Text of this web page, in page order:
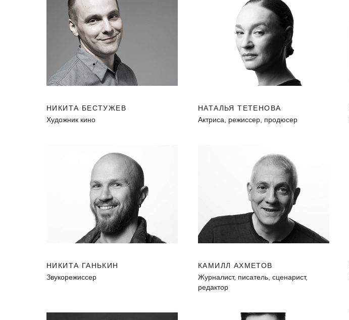
НИКИТА БЕСТУЖЕВ
Художник кино
НАТАЛЬЯ ТЕТЕНОВА
Актриса, режиссер, продюсер
НИКИТА ГАНЬКИН
Звукорежиссер
КАМИЛЛ АХМЕТОВ
Журналист, писатель, сценарист,
редактор